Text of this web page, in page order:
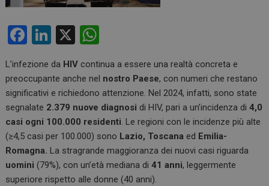
F
ce
b
o
o
k
Li
ke
dI
n
X
at
s
A
p
p
L’infezione da HIV continua a essere una realtà concreta e
preoccupante anche nel nostro Paese, con numeri che restano
significativi e richiedono attenzione. Nel 2024, infatti, sono state
segnalate 2.379 nuove diagnosi di HIV, pari a un’incidenza di4,0
casi ogni 100.000 residenti. Le regioni con le incidenze più alte
(≥4,5 casi per 100.000) sono Lazio, Toscana ed Emilia-
Romagna. La stragrande maggioranza dei nuovi casi riguarda
uomini (79%), con un’età mediana di41 anni, leggermente
superiore rispetto alle donne (40 anni).